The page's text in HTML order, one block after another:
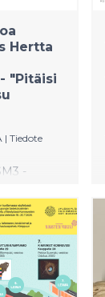
Hertta
"Pitäisi
| Tiedote
-
isä-
-